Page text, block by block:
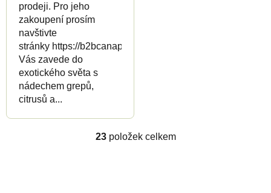
prodeji. Pro jeho
zakoupení prosím
navštivte
stránky https://b2bcanapuff.com/
Vás zavede do
exotického světa s
nádechem grepů,
citrusů a...
O
23položek celkem